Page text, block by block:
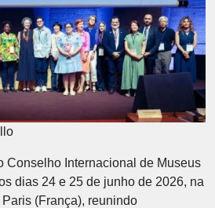
Conselho Internacional de Museus
dias 24 e 25 de junho de 2026, na
(França), reunindo